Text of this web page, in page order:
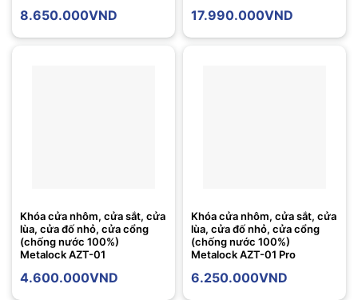
8.650.000VND 17.990.000VND
Khóa cửa nhôm, cửa sắt, cửa
lùa, cửa đố nhỏ, cửa cổng
(chống nước 100%)
Metalock AZT-01
4.600.000VND
Khóa cửa nhôm, cửa sắt, cửa
lùa, cửa đố nhỏ, cửa cổng
(chống nước 100%)
Metalock AZT-01 Pro
6.250.000VND